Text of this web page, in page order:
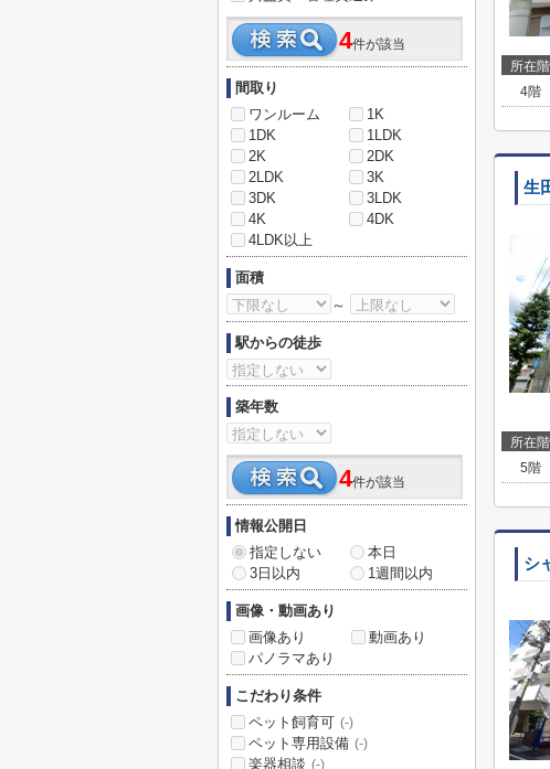
所在階
4階
生
所在階
5階
シ
4件が該当
間取り
ワンルーム
1K
1DK
1LDK
2K
2DK
2LDK
3K
3DK
3LDK
4K
4DK
4LDK以上
面積
～
駅からの徒歩
築年数
4件が該当
情報公開日
指定しない
本日
3日以内
1週間以内
画像・動画あり
画像あり
動画あり
パノラマあり
こだわり条件
ペット飼育可 (-)
ペット専用設備 (-)
楽器相談 (-)